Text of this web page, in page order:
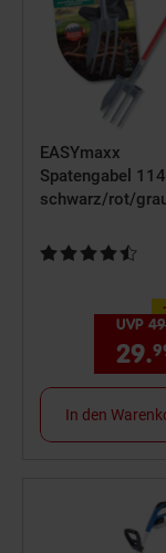
EASYmaxx
Spatengabel
schwarz/rot/
Sie
UVP
29.
Shop
Artikel
In den